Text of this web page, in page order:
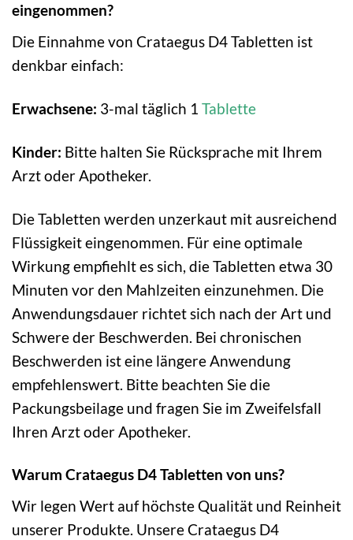
eingenommen?
Die Einnahme von Crataegus D4 Tabletten ist
denkbar einfach:
Erwachsene: 3-mal täglich 1 Tablette
Kinder: Bitte halten Sie Rücksprache mit Ihrem
Arzt oder Apotheker.
Die Tabletten werden unzerkaut mit ausreichend
Flüssigkeit eingenommen. Für eine optimale
Wirkung empfiehlt es sich, die Tabletten etwa 30
Minuten vor den Mahlzeiten einzunehmen. Die
Anwendungsdauer richtet sich nach der Art und
Schwere der Beschwerden. Bei chronischen
Beschwerden ist eine längere Anwendung
empfehlenswert. Bitte beachten Sie die
Packungsbeilage und fragen Sie im Zweifelsfall
Ihren Arzt oder Apotheker.
Warum Crataegus D4 Tabletten von uns?
Wir legen Wert auf höchste Qualität und Reinheit
unserer Produkte. Unsere Crataegus D4